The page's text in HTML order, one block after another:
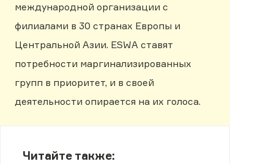
международной организации с
филиалами в 30 странах Европы и
Центральной Азии. ESWA ставят
потребности маргинализированных
групп в приоритет, и в своей
деятельности опирается на их голоса.
Читайте также: